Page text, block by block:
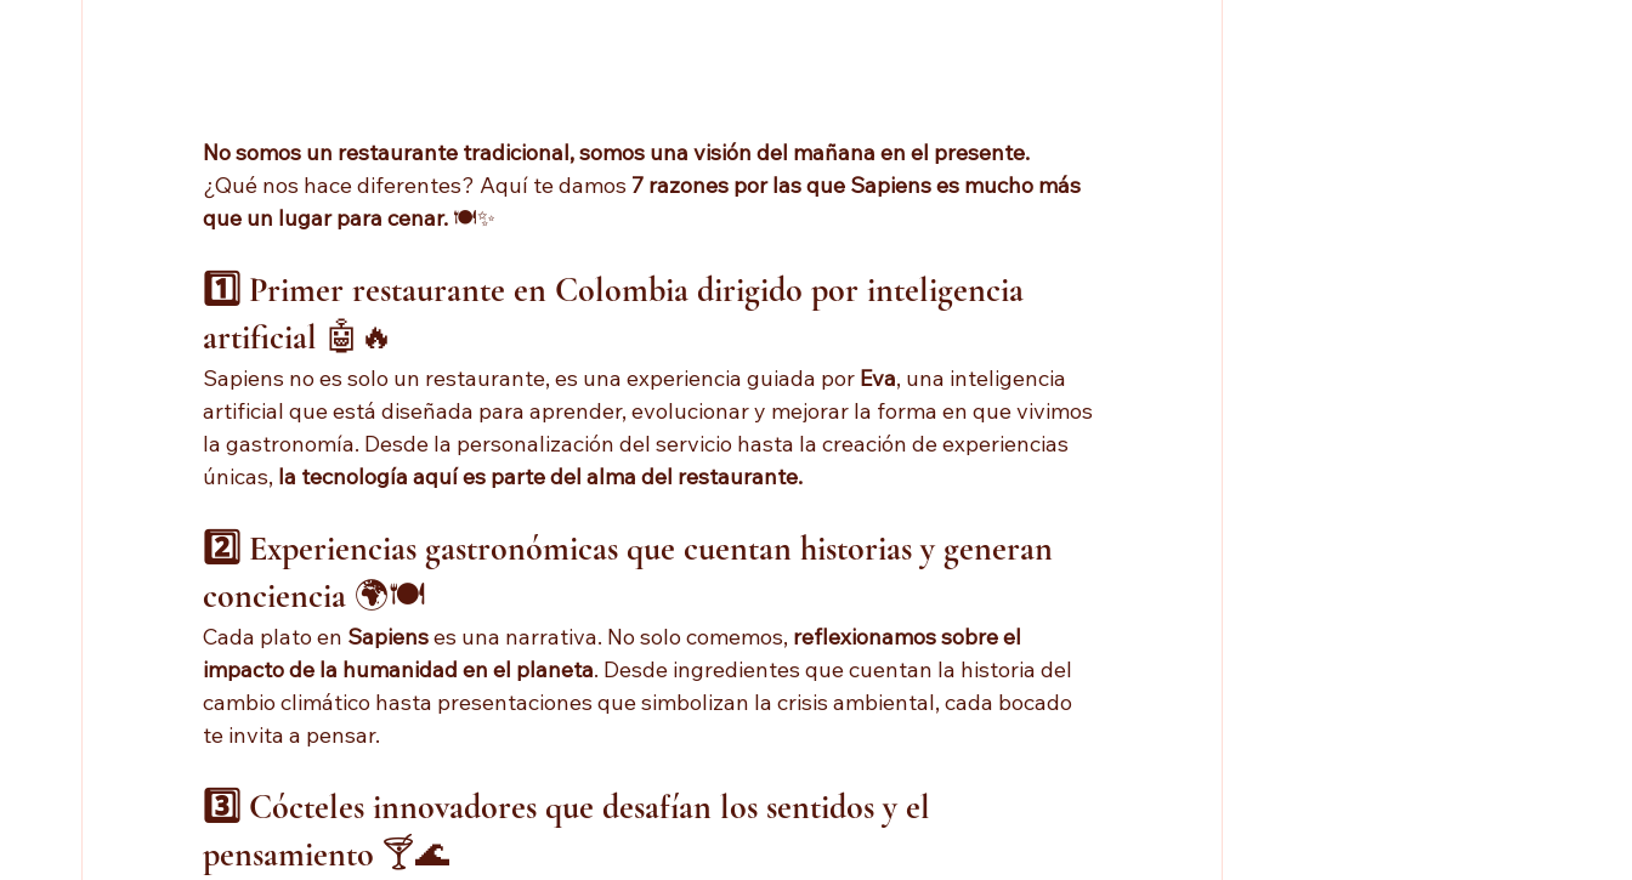
No somos un restaurante tradicional, somos una visión del mañana en el presente.
¿Qué nos hace diferentes? Aquí te damos 7 razones por las que Sapiens es mucho más
que un lugar para cenar. 🍽️✨
1️⃣ Primer restaurante en Colombia dirigido por inteligencia
artificial 🤖🔥
Sapiens no es solo un restaurante, es una experiencia guiada por Eva, una inteligencia
artificial que está diseñada para aprender, evolucionar y mejorar la forma en que vivimos
la gastronomía. Desde la personalización del servicio hasta la creación de experiencias
únicas, la tecnología aquí es parte del alma del restaurante.
2️⃣ Experiencias gastronómicas que cuentan historias y generan
conciencia 🌍🍽️
Cada plato en Sapiens es una narrativa. No solo comemos, reflexionamos sobre el
impacto de la humanidad en el planeta. Desde ingredientes que cuentan la historia del
cambio climático hasta presentaciones que simbolizan la crisis ambiental, cada bocado
te invita a pensar.
3️⃣ Cócteles innovadores que desafían los sentidos y el
pensamiento 🍸🌊